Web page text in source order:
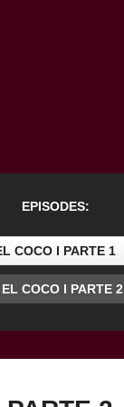
EPISODES:
COCO l PARTE 1
COCO l PARTE 2